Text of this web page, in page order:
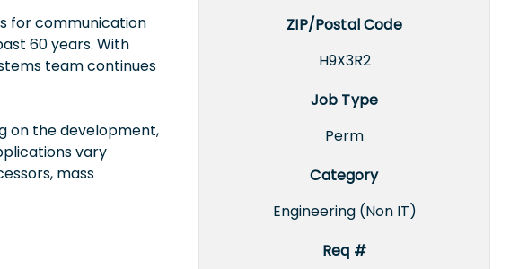
ZIP/Postal Code
H9X3R2
Job Type
Perm
Category
Engineering (Non IT)
Req #
for communication
60 years. With
team continues
on the development,
vary
mass